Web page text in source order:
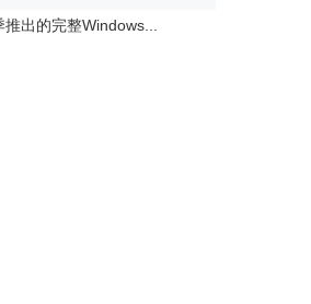
出的完整Windows...